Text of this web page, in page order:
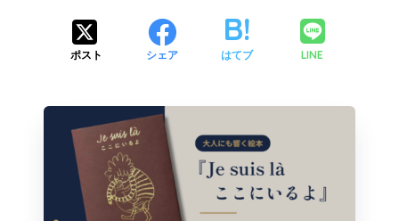
ポスト シェア はてブ LINE